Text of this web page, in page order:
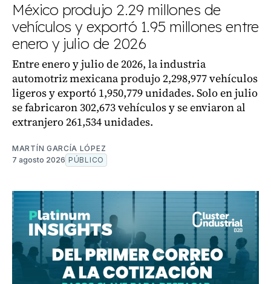
México produjo 2.29 millones de
vehículos y exportó 1.95 millones entre
enero y julio de 2026
Entre enero y julio de 2026, la industria
automotriz mexicana produjo 2,298,977 vehículos
ligeros y exportó 1,950,779 unidades. Solo en julio
se fabricaron 302,673 vehículos y se enviaron al
extranjero 261,534 unidades.
MARTÍN GARCÍA LÓPEZ
7 agosto 2026 PÚBLICO